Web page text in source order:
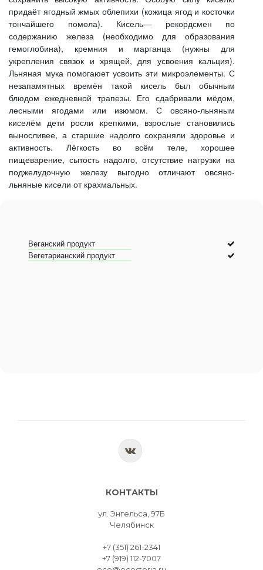
придаёт ягодный жмых облепихи (кожица ягод и косточки
тончайшего помола). Кисель— рекордсмен по
содержанию железа (необходимо для образования
гемоглобина), кремния и марганца (нужны для
укрепления связок и хрящей, для усвоения кальция).
Льняная мука помогаюет усвоить эти микроэлементы. С
незапамятных времён такой кисель был обычным
блюдом ежедневной трапезы. Его сдабривали мёдом,
лесными ягодами или изюмом. С овсяно-льняным
киселём дети росли крепкими, взрослые становились
выносливее, а старшие надолго сохраняли здоровье и
активность. Лёгкость во всём теле, хорошее
пищеварение, сытость надолго, отсутствие нагрузки на
поджелудочную железу выгодно отличают овсяно-
льняные кисели от крахмальных.
Веганский продукт
Вегетарианский продукт
КОНТАКТЫ
ул. Энгельса, 97Б
Челябинск
+7 (351) 261-2341
+7 (919) 112-7007